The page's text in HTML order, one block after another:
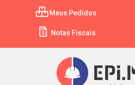
Meus Pedidos
Notas Fiscais